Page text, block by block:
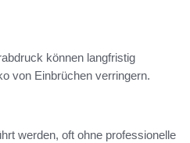
können langfristig
von Einbrüchen verringern.
werden, oft ohne professionelle